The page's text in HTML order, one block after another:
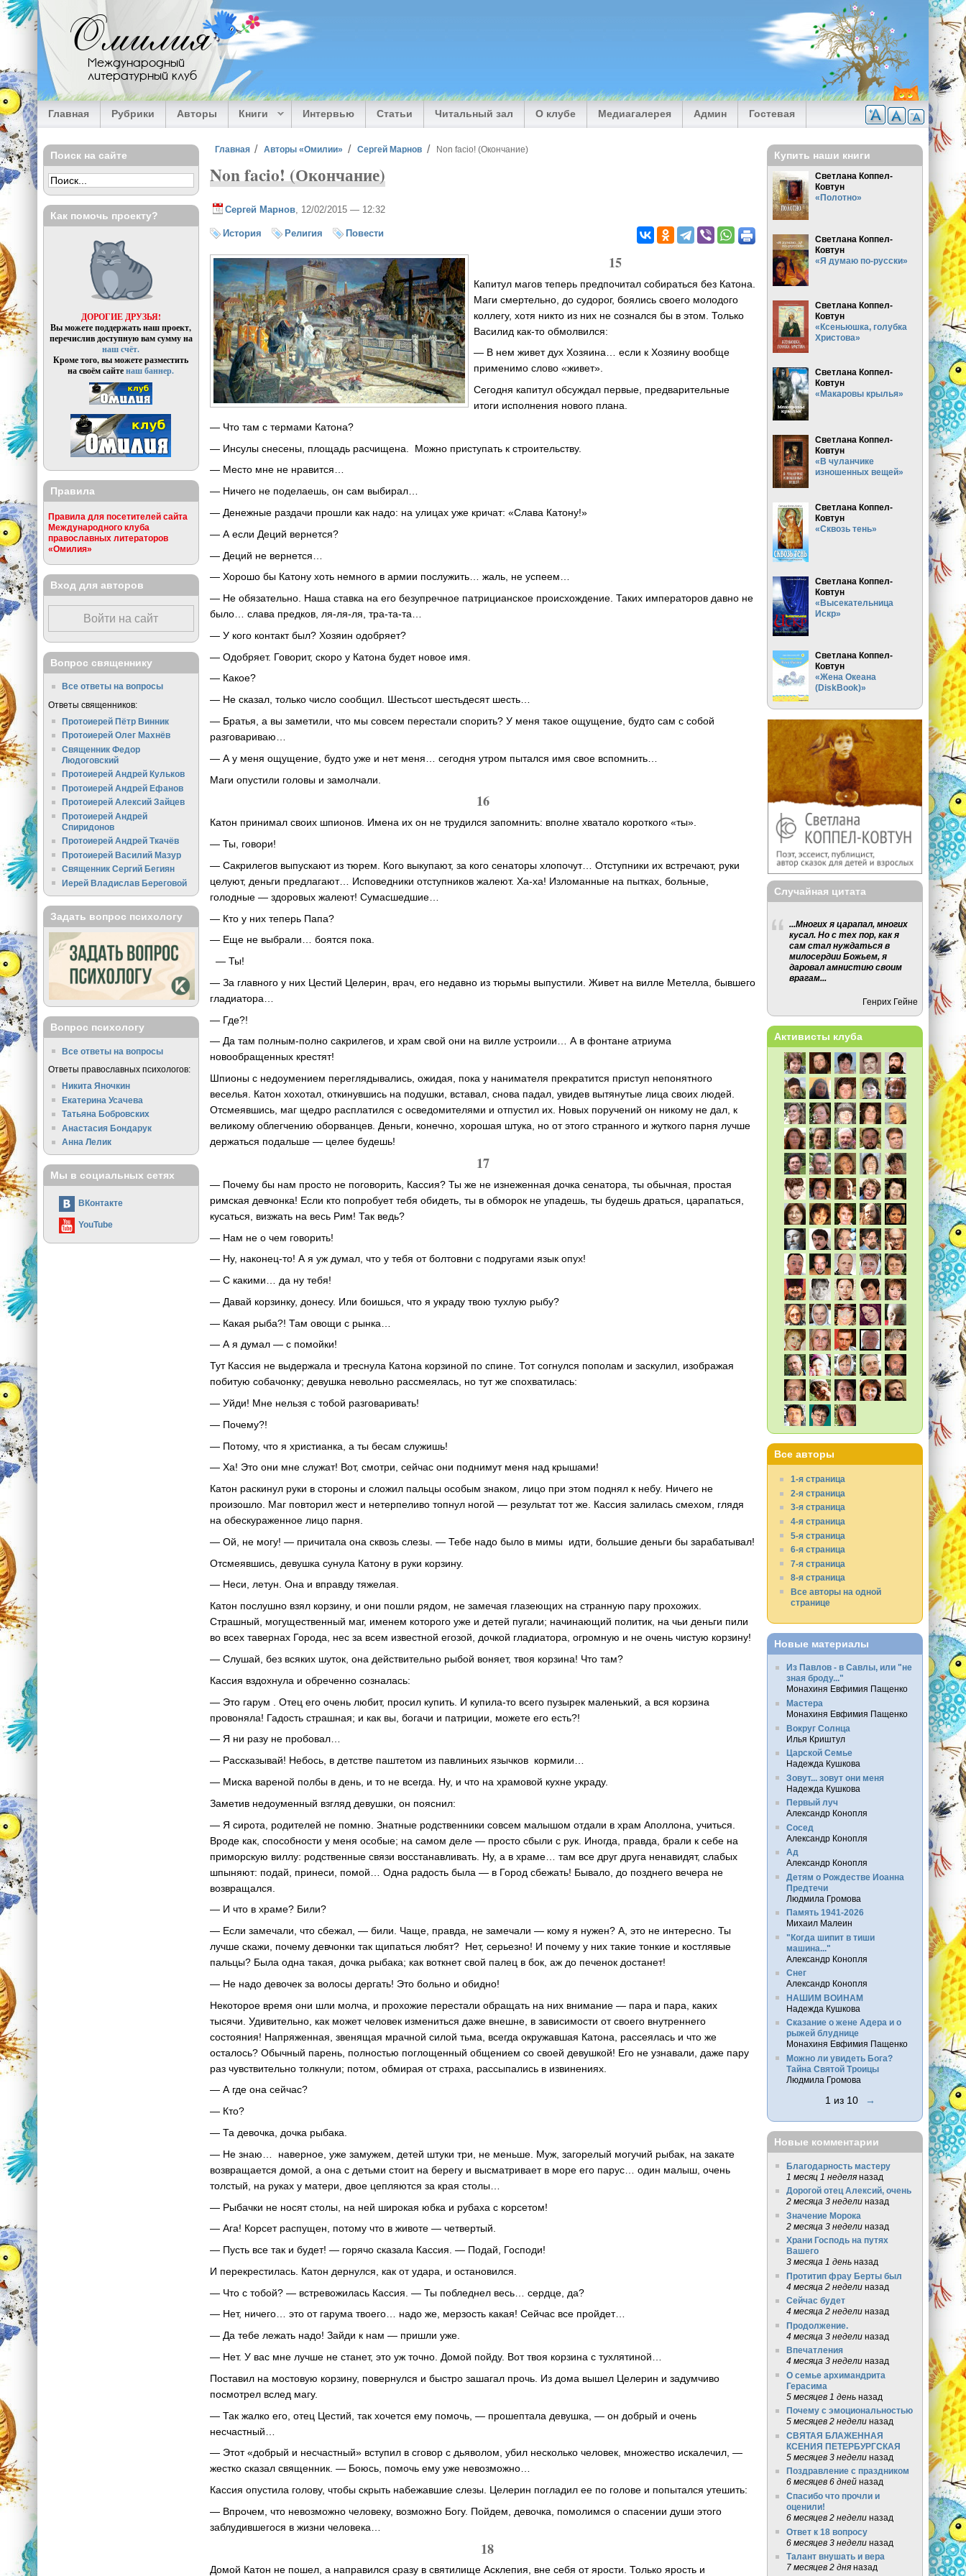
Перейти к основному содержанию
Омилия
Международный
литературный клуб
Главная Рубрики Авторы Книги Интервью Статьи Читальный зал О клубе Медиагалерея Админ Гостевая
Вы здесь
Главная Авторы «Омилии» Сергей Марнов Non facio! (Окончание)
Non facio! (Окончание)
Сергей Марнов , 12/02/2015 — 12:32
История Религия Повести
15
Капитул магов теперь предпочитал собираться без Катона.
Маги смертельно, до судорог, боялись своего молодого
коллегу, хотя никто из них не сознался бы в этом. Только
Василид как-то обмолвился:
— В нем живет дух Хозяина… если к Хозяину вообще
применимо слово «живет».
Сегодня капитул обсуждал первые, предварительные
итоги исполнения нового плана.
— Что там с термами Катона?
— Инсулы снесены, площадь расчищена. Можно приступать к строительству.
— Место мне не нравится…
— Ничего не поделаешь, он сам выбирал…
— Денежные раздачи прошли как надо: на улицах уже кричат: «Слава Катону!»
— А если Деций вернется?
— Деций не вернется…
— Хорошо бы Катону хоть немного в армии послужить… жаль, не успеем…
— Не обязательно. Наша ставка на его безупречное патрицианское происхождение. Таких императоров давно не
было… слава предков, ля-ля-ля, тра-та-та…
— У кого контакт был? Хозяин одобряет?
— Одобряет. Говорит, скоро у Катона будет новое имя.
— Какое?
— Не сказал, только число сообщил. Шестьсот шестьдесят шесть…
— Братья, а вы заметили, что мы совсем перестали спорить? У меня такое ощущение, будто сам с собой
разговариваю…
— А у меня ощущение, будто уже и нет меня… сегодня утром пытался имя свое вспомнить…
Маги опустили головы и замолчали.
16
Катон принимал своих шпионов. Имена их он не трудился запомнить: вполне хватало короткого «ты».
— Ты, говори!
— Сакрилегов выпускают из тюрем. Кого выкупают, за кого сенаторы хлопочут… Отступники их встречают, руки
целуют, деньги предлагают… Исповедники отступников жалеют. Ха-ха! Изломанные на пытках, больные,
голодные — здоровых жалеют! Сумасшедшие…
— Кто у них теперь Папа?
— Еще не выбрали… боятся пока.
— Ты!
— За главного у них Цестий Целерин, врач, его недавно из тюрьмы выпустили. Живет на вилле Метелла, бывшего
гладиатора…
— Где?!
— Да там полным-полно сакрилегов, и храм свой они на вилле устроили… А в фонтане атриума
новообращенных крестят!
Шпионы с недоумением переглядывались, ожидая, пока у нанимателя прекратится приступ непонятного
веселья. Катон хохотал, откинувшись на подушки, вставал, снова падал, увидев вытянутые лица своих людей.
Отсмеявшись, маг щедро расплатился с осведомителями и отпустил их. Новых поручений он никому не дал, к
великому облегчению оборванцев. Деньги, конечно, хорошая штука, но от этого странного и жуткого парня лучше
держаться подальше — целее будешь!
17
— Почему бы нам просто не поговорить, Кассия? Ты же не изнеженная дочка сенатора, ты обычная, простая
римская девчонка! Если кто попробует тебя обидеть, ты в обморок не упадешь, ты будешь драться, царапаться,
кусаться, визжать на весь Рим! Так ведь?
— Нам не о чем говорить!
— Ну, наконец-то! А я уж думал, что у тебя от болтовни с подругами язык опух!
— С какими… да ну тебя!
— Давай корзинку, донесу. Или боишься, что я украду твою тухлую рыбу?
— Какая рыба?! Там овощи с рынка…
— А я думал — с помойки!
Тут Кассия не выдержала и треснула Катона корзиной по спине. Тот согнулся пополам и заскулил, изображая
побитую собачонку; девушка невольно рассмеялась, но тут же спохватилась:
— Уйди! Мне нельзя с тобой разговаривать!
— Почему?!
— Потому, что я христианка, а ты бесам служишь!
— Ха! Это они мне служат! Вот, смотри, сейчас они поднимут меня над крышами!
Катон раскинул руки в стороны и сложил пальцы особым знаком, лицо при этом поднял к небу. Ничего не
произошло. Маг повторил жест и нетерпеливо топнул ногой — результат тот же. Кассия залилась смехом, глядя
на обескураженное лицо парня.
— Ой, не могу! — причитала она сквозь слезы. — Тебе надо было в мимы идти, большие деньги бы зарабатывал!
Отсмеявшись, девушка сунула Катону в руки корзину.
— Неси, летун. Она и вправду тяжелая.
Катон послушно взял корзину, и они пошли рядом, не замечая глазеющих на странную пару прохожих.
Страшный, могущественный маг, именем которого уже и детей пугали; начинающий политик, на чьи деньги пили
во всех тавернах Города, нес за всем известной егозой, дочкой гладиатора, огромную и не очень чистую корзину!
— Слушай, без всяких шуток, она действительно рыбой воняет, твоя корзина! Что там?
Кассия вздохнула и обреченно созналась:
— Это гарум . Отец его очень любит, просил купить. И купила-то всего пузырек маленький, а вся корзина
провоняла! Гадость страшная; и как вы, богачи и патриции, можете его есть?!
— Я ни разу не пробовал…
— Рассказывай! Небось, в детстве паштетом из павлиньих язычков кормили…
— Миска вареной полбы в день, и то не всегда. Ну, и что на храмовой кухне украду.
Заметив недоуменный взгляд девушки, он пояснил:
— Я сирота, родителей не помню. Знатные родственники совсем малышом отдали в храм Аполлона, учиться.
Вроде как, способности у меня особые; на самом деле — просто сбыли с рук. Иногда, правда, брали к себе на
приморскую виллу: родственные связи восстанавливать. Ну, а в храме… там все друг друга ненавидят, слабых
шпыняют: подай, принеси, помой… Одна радость была — в Город сбежать! Бывало, до позднего вечера не
возвращался.
— И что в храме? Били?
— Если замечали, что сбежал, — били. Чаще, правда, не замечали — кому я нужен? А, это не интересно. Ты
лучше скажи, почему девчонки так щипаться любят? Нет, серьезно! И почему у них такие тонкие и костлявые
пальцы? Была одна такая, дочка рыбака; как воткнет свой палец в бок, аж до печенок достанет!
— Не надо девочек за волосы дергать! Это больно и обидно!
Некоторое время они шли молча, и прохожие перестали обращать на них внимание — пара и пара, каких
тысячи. Удивительно, как может человек измениться даже внешне, в зависимости от своего внутреннего
состояния! Напряженная, звенящая мрачной силой тьма, всегда окружавшая Катона, рассеялась и что же
осталось? Обычный парень, полностью поглощенный общением со своей девушкой! Его не узнавали, даже пару
раз чувствительно толкнули; потом, обмирая от страха, рассыпались в извинениях.
— А где она сейчас?
— Кто?
— Та девочка, дочка рыбака.
— Не знаю… наверное, уже замужем, детей штуки три, не меньше. Муж, загорелый могучий рыбак, на закате
возвращается домой, а она с детьми стоит на берегу и высматривает в море его парус… один малыш, очень
толстый, на руках у матери, двое цепляются за края столы…
— Рыбачки не носят столы, на ней широкая юбка и рубаха с корсетом!
— Ага! Корсет распущен, потому что в животе — четвертый.
— Пусть все так и будет! — горячо сказала Кассия. — Подай, Господи!
И перекрестилась. Катон дернулся, как от удара, и остановился.
— Что с тобой? — встревожилась Кассия. — Ты побледнел весь… сердце, да?
— Нет, ничего… это от гарума твоего… надо же, мерзость какая! Сейчас все пройдет…
— Да тебе лежать надо! Зайди к нам — пришли уже.
— Нет. У вас мне лучше не станет, это уж точно. Домой пойду. Вот твоя корзина с тухлятиной…
Поставил на мостовую корзину, повернулся и быстро зашагал прочь. Из дома вышел Целерин и задумчиво
посмотрел вслед магу.
— Так жалко его, отец Цестий, так хочется ему помочь, — прошептала девушка, — он добрый и очень
несчастный…
— Этот «добрый и несчастный» вступил в сговор с дьяволом, убил несколько человек, множество искалечил, —
жестко сказал священник. — Боюсь, помочь ему уже невозможно…
Кассия опустила голову, чтобы скрыть набежавшие слезы. Целерин погладил ее по голове и попытался утешить:
— Впрочем, что невозможно человеку, возможно Богу. Пойдем, девочка, помолимся о спасении души этого
заблудившегося в жизни человека…
18
Домой Катон не пошел, а направился сразу в святилище Асклепия, вне себя от ярости. Только ярость и
Поиск на сайте
Как помочь проекту?
ДОРОГИЕ ДРУЗЬЯ!
Вы можете поддержать наш проект,
перечислив доступную вам сумму на
наш счёт.
Кроме того, вы можете разместить
на своём сайтенаш баннер.
Правила
Правила для посетителей сайта
Международного клуба
православных литераторов
«Омилия»
Вход для авторов
Войти на сайт
Вопрос священнику
Все ответы на вопросы
Ответы священников:
Протоиерей Пётр Винник
Протоиерей Олег Махнёв
Священник Федор
Людоговский
Протоиерей Андрей Кульков
Протоиерей Андрей Ефанов
Протоиерей Алексий Зайцев
Протоиерей Андрей
Спиридонов
Протоиерей Андрей Ткачёв
Протоиерей Василий Мазур
Священник Сергий Бегиян
Иерей Владислав Береговой
Задать вопрос психологу
Вопрос психологу
Все ответы на вопросы
Ответы православных психологов:
Никита Яночкин
Екатерина Усачева
Татьяна Бобровских
Анастасия Бондарук
Анна Лелик
Мы в социальных сетях
ВКонтакте
YouTube
Купить наши книги
Светлана Коппел-
Ковтун
«Полотно»
Светлана Коппел-
Ковтун
«Я думаю по-русски»
Светлана Коппел-
Ковтун
«Ксеньюшка, голубка
Христова»
Светлана Коппел-
Ковтун
«Макаровы крылья»
Светлана Коппел-
Ковтун
«В чуланчике
изношенных вещей»
Светлана Коппел-
Ковтун
«Сквозь тень»
Светлана Коппел-
Ковтун
«Высекательница
Искр»
Светлана Коппел-
Ковтун
«Жена Океана
(DiskBook)»
Случайная цитата
...Многих я царапал, многих
кусал. Но с тех пор, как я
сам стал нуждаться в
милосердии Божьем, я
даровал амнистию своим
врагам...
Генрих Гейне
Активисты клуба
Все авторы
1-я страница
2-я страница
3-я страница
4-я страница
5-я страница
6-я страница
7-я страница
8-я страница
Все авторы на одной
странице
Новые материалы
Из Павлов - в Савлы, или "не
зная броду..."
Монахиня Евфимия Пащенко
Мастера
Монахиня Евфимия Пащенко
Вокруг Солнца
Илья Криштул
Царской Семье
Надежда Кушкова
Зовут... зовут они меня
Надежда Кушкова
Первый луч
Александр Конопля
Сосед
Александр Конопля
Ад
Александр Конопля
Детям о Рождестве Иоанна
Предтечи
Людмила Громова
Память 1941-2026
Михаил Малеин
"Когда шипит в тиши
машина..."
Александр Конопля
Снег
Александр Конопля
НАШИМ ВОИНАМ
Надежда Кушкова
Сказание о жене Адера и о
рыжей блуднице
Монахиня Евфимия Пащенко
Можно ли увидеть Бога?
Тайна Святой Троицы
Людмила Громова
1 из 10 →
Новые комментарии
Благодарность мастеру
1 месяц 1 неделяназад
Дорогой отец Алексий, очень
2 месяца 3 неделиназад
Значение Морока
2 месяца 3 неделиназад
Храни Господь на путях
Вашего
3 месяца 1 деньназад
Протитип фрау Берты был
4 месяца 2 неделиназад
Сейчас будет
4 месяца 2 неделиназад
Продолжение.
4 месяца 3 неделиназад
Впечатления
4 месяца 3 неделиназад
О семье архимандрита
Герасима
5 месяцев 1 деньназад
Почему с эмоциональностью
5 месяцев 2 неделиназад
СВЯТАЯ БЛАЖЕННАЯ
КСЕНИЯ ПЕТЕРБУРГСКАЯ
5 месяцев 3 неделиназад
Поздравление с праздником
6 месяцев 6 днейназад
Спасибо что прочли и
оценили!
6 месяцев 2 неделиназад
Ответ к 18 вопросу
6 месяцев 3 неделиназад
Талант внушать и вера
7 месяцев 2 дняназад